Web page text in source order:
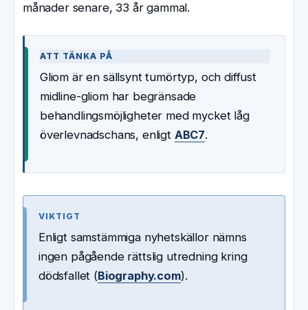
månader senare, 33 år gammal.
ATT TÄNKA PÅ
Gliom är en sällsynt tumörtyp, och diffust
midline-gliom har begränsade
behandlingsmöjligheter med mycket låg
överlevnadschans, enligt ABC7.
VIKTIGT
Enligt samstämmiga nyhetskällor nämns
ingen pågående rättslig utredning kring
dödsfallet (Biography.com).